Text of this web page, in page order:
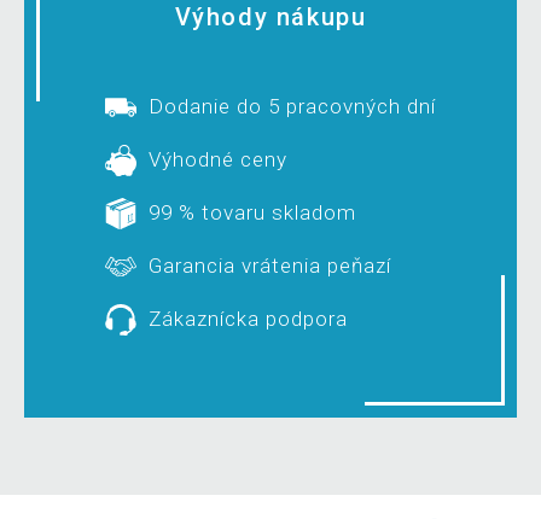
Výhody nákupu
Dodanie do 5 pracovných dní
Výhodné ceny
99 % tovaru skladom
Garancia vrátenia peňazí
Zákaznícka podpora